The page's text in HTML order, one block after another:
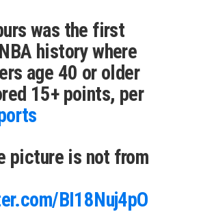
was the first
history where
age 40 or older
15+ points, per
picture is not from
BI18Nuj4pO